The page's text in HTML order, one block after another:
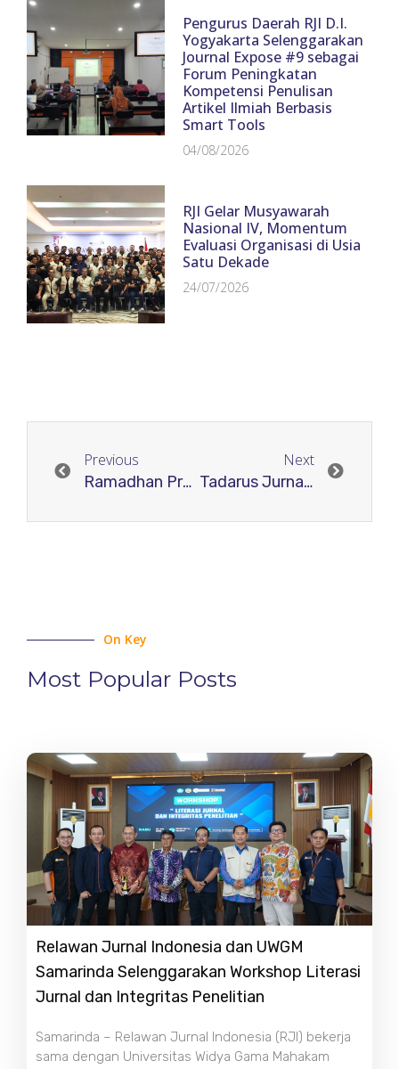
Pengurus Daerah RJI D.I.
Yogyakarta Selenggarakan
Journal Expose #9 sebagai
Forum Peningkatan
Kompetensi Penulisan
Artikel Ilmiah Berbasis
Smart Tools
04/08/2026
RJI Gelar Musyawarah
Nasional IV, Momentum
Evaluasi Organisasi di Usia
Satu Dekade
24/07/2026
Previous
Ramadhan Produktif Bersama RJI Jateng: Ngabubu-read Jurnal “Mengenali Ciri Questionable dan Predatory Journals”
Next
Tadarus Jurnal Jatim #3: Bedah Praktik Editorial untuk Jurnal Nasional dan Internasional
On Key
Most Popular Posts
Relawan Jurnal Indonesia dan UWGM
Samarinda Selenggarakan Workshop Literasi
Jurnal dan Integritas Penelitian
Samarinda – Relawan Jurnal Indonesia (RJI) bekerja
sama dengan Universitas Widya Gama Mahakam